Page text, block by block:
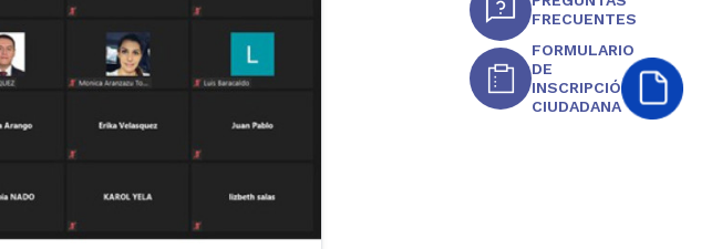
FRECUENTES
FORMULARIO
DE
INSCRIPCIÓN
CIUDADANA